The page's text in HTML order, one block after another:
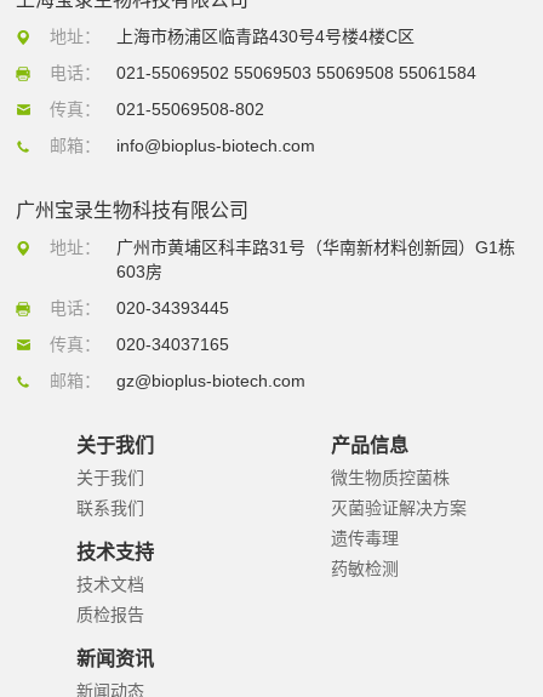
地址：
上海市杨浦区临青路430号4号楼4楼C区
电话：
021-55069502 55069503 55069508 55061584
传真：
021-55069508-802
邮箱：
info@bioplus-biotech.com
广州宝录生物科技有限公司
地址：
广州市黄埔区科丰路31号（华南新材料创新园）G1栋
603房
电话：
020-34393445
传真：
020-34037165
邮箱：
gz@bioplus-biotech.com
关于我们
关于我们
联系我们
技术支持
技术文档
质检报告
新闻资讯
新闻动态
产品信息
微生物质控菌株
灭菌验证解决方案
遗传毒理
药敏检测